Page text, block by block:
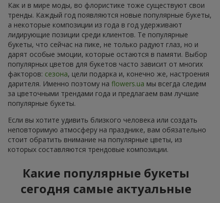
Как и в мире моды, во флористике тоже существуют свои
тренды. Каждый год появляются новые популярные букеты,
а некоторые композиции из года в год удерживают
лидирующие позиции среди клиентов. Те популярные
букеты, что сейчас на пике, не только радуют глаз, но и
дарят особые эмоции, которые остаются в памяти. Выбор
популярных цветов для букетов часто зависит от многих
факторов: сезона, цели подарка и, конечно же, настроения
дарителя. Именно поэтому на flowers.ua мы всегда следим
за цветочными трендами года и предлагаем вам лучшие
популярные букеты.
Если вы хотите удивить близкого человека или создать
неповторимую атмосферу на празднике, вам обязательно
стоит обратить внимание на популярные цветы, из
которых составляются трендовые композиции.
Какие популярные букеты
сегодня самые актуальные